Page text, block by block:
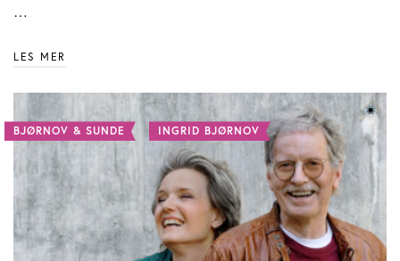
…
LES MER
BJØRNOV & SUNDE INGRID BJØRNOV